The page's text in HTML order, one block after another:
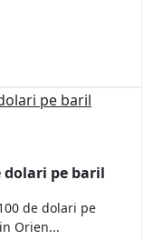
dolari pe baril
de dolari pe
Orien...